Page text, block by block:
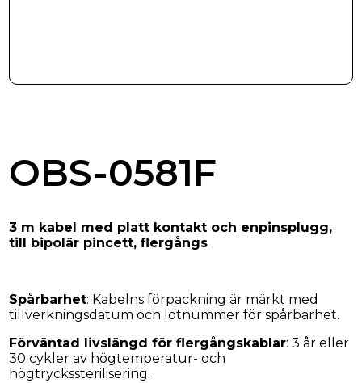
OBS-0581F
3 m kabel med platt kontakt och enpinsplugg,
till bipolär pincett, flergångs
Spårbarhet: Kabelns förpackning är märkt med
tillverkningsdatum och lotnummer för spårbarhet.
Förväntad livslängd för flergångskablar: 3 år eller
30 cykler av högtemperatur- och
högtryckssterilisering.